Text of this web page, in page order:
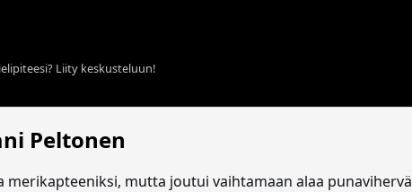
Liity keskusteluun!
Peltonen
merikapteeniksi, mutta joutui vaihtamaan alaa